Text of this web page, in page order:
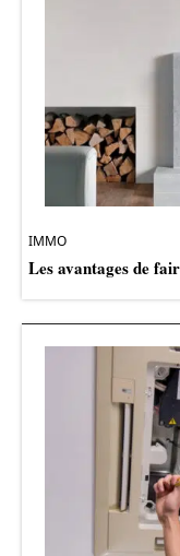
IMMO
Les avantages de